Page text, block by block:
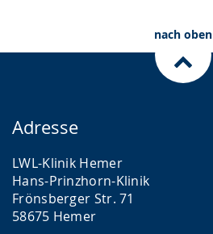
nach oben
Adresse
LWL-Klinik Hemer
Hans-Prinzhorn-Klinik
Frönsberger Str. 71
58675 Hemer